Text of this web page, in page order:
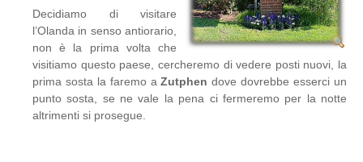
Decidiamo di visitare
l’Olanda in senso antiorario,
non è la prima volta che
visitiamo questo paese, cercheremo di vedere posti nuovi, la
prima sosta la faremo aZutphen dove dovrebbe esserci un
punto sosta, se ne vale la pena ci fermeremo per la notte
altrimenti si prosegue.